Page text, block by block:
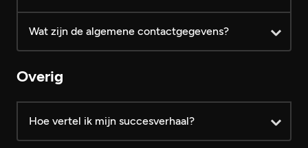
log dan eerst in
Wat zijn de algemene contactgegevens?
Overig
Hoe vertel ik mijn succesverhaal?